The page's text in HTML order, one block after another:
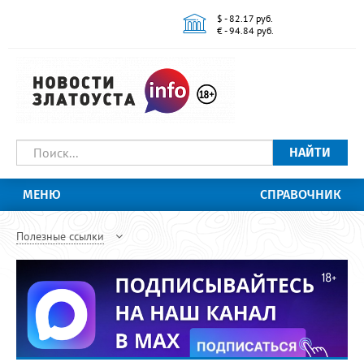
$ - 82.17 руб.
€ - 94.84 руб.
НАЙТИ
МЕНЮ СПРАВОЧНИК
Полезные ссылки